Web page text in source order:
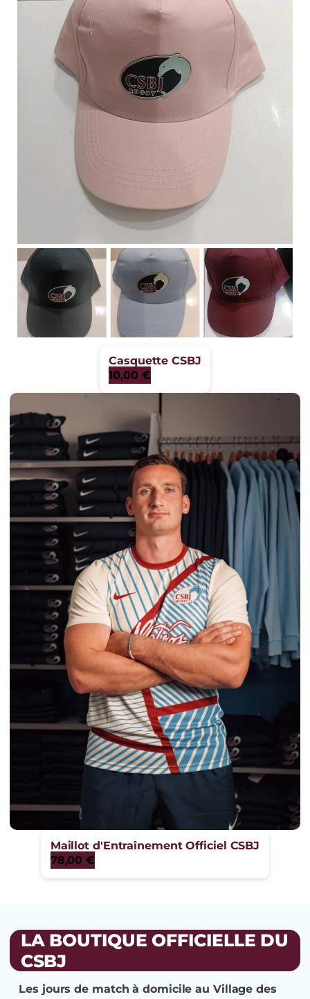
Casquette CSBJ
10,00 €
Maillot d'Entraînement Officiel CSBJ
78,00€
LA BOUTIQUE OFFICIELLE DU
CSBJ
Les jours de match à domicile au Village des